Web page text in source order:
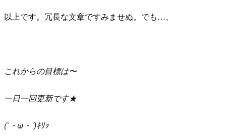
以上です。冗長な文章ですみませぬ。でも…、
これからの目標は〜
一日一回更新です★
(`・ω・´)ｷﾘｯ